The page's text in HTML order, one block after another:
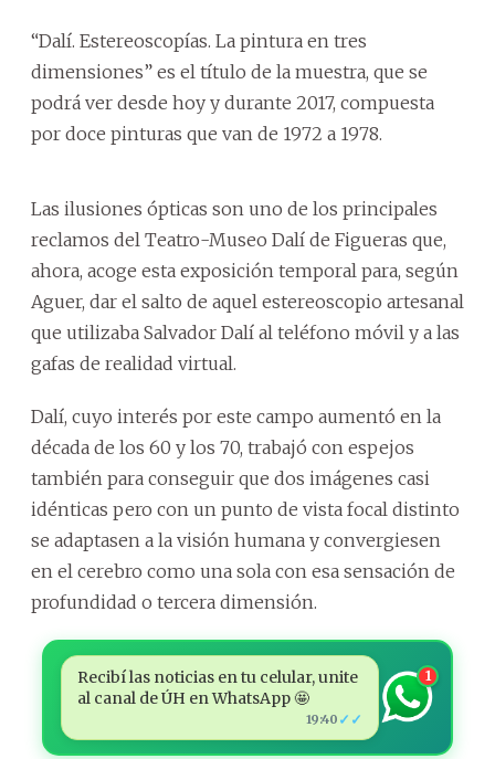
“Dalí. Estereoscopías. La pintura en tres
dimensiones” es el título de la muestra, que se
podrá ver desde hoy y durante 2017, compuesta
por doce pinturas que van de 1972 a 1978.
Las ilusiones ópticas son uno de los principales
reclamos del Teatro-Museo Dalí de Figueras que,
ahora, acoge esta exposición temporal para, según
Aguer, dar el salto de aquel estereoscopio artesanal
que utilizaba Salvador Dalí al teléfono móvil y a las
gafas de realidad virtual.
Dalí, cuyo interés por este campo aumentó en la
década de los 60 y los 70, trabajó con espejos
también para conseguir que dos imágenes casi
idénticas pero con un punto de vista focal distinto
se adaptasen a la visión humana y convergiesen
en el cerebro como una sola con esa sensación de
profundidad o tercera dimensión.
Recibí las noticias en tu celular, unite
al canal de ÚH en WhatsApp 🤩
19:40 ✓✓
1